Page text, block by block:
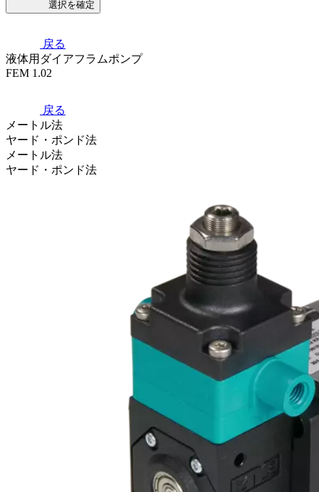
選択を確定
戻る
液体用ダイアフラムポンプ
FEM 1.02
戻る
メートル法
ヤード・ポンド法
メートル法
ヤード・ポンド法